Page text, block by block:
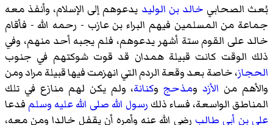
بُعث الصحابي خالد بن الوليد يدعوهم إلى الإسلام، وأنفذ معه
جماعة من المسلمين فيهم البراء بن عازب - رحمه الله - فأقام
خالد على القوم ستة أشهر يدعوهم، فلم يجبه أحد منهم، وفي
ذلك الوقت كانت قبيلة همدان قد قوت شوكتهم في جنوب
الحجاز، خاصة بعد وقعة الردم التي انهزمت فيها قبيلة مراد ومن
والأهم من الأزدومذحجوكنانة، ولم يكن لهم منازع في تلك
المناطق الواسعة، فساء ذلك رسول الله صلى الله عليه وسلم فدعا
علي بن أبي طالب رضي الله عنه وأمره أن يقفل خالدا ومن معه،